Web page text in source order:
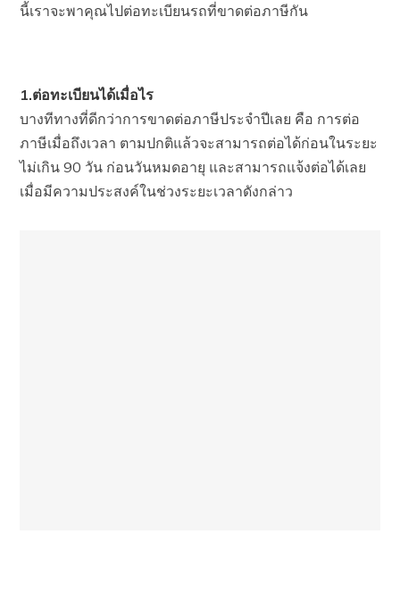
นี้เราจะพาคุณไปต่อทะเบียนรถที่ขาดต่อภาษีกัน
1.ต่อทะเบียนได้เมื่อไร
บางทีทางที่ดีกว่าการขาดต่อภาษีประจำปีเลย คือ การต่อ
ภาษีเมื่อถึงเวลา ตามปกติแล้วจะสามารถต่อได้ก่อนในระยะ
ไม่เกิน 90 วัน ก่อนวันหมดอายุ และสามารถแจ้งต่อได้เลย
เมื่อมีความประสงค์ในช่วงระยะเวลาดังกล่าว